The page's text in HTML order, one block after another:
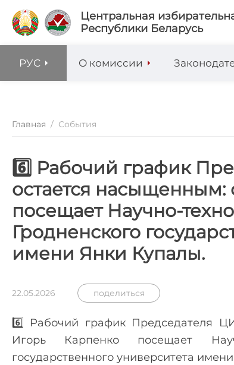
Центральная
Республики Беларусь
РУС О комиссии
Главная / События
6️⃣ Рабочий график
остается насыщенным:
посещает Научно-
Гродненского
имени Янки Купалы.
22.05.2026 поделиться
6️⃣ Рабочий график Председателя
Игорь Карпенко посещает
государственного университета